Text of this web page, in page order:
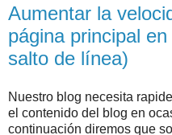
Aumentar la
página principal
salto de línea)
Nuestro blog necesita
el contenido del blog en
continuación diremos que